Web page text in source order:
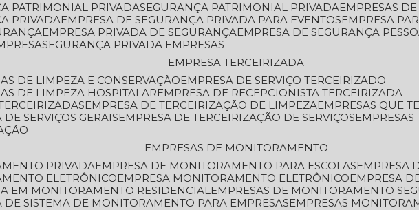
PATRIMONIAL PRIVADA SEGURANÇA PATRIMONIAL PRIVADA
EMPRESAS
PRIVADA
EMPRESA DE SEGURANÇA PRIVADA PARA EVENTOS
EMPRESA
EMPRESA PRIVADA DE SEGURANÇA
EMPRESA DE SEGURANÇA
SEGURANÇA PRIVADA EMPRESAS
EMPRESA TERCEIRIZADA
DE LIMPEZA E CONSERVAÇÃO
EMPRESA DE SERVIÇO TERCEIRIZADO
DE LIMPEZA HOSPITALAR
EMPRESA DE RECEPCIONISTA TERCEIRIZADA
EMPRESA DE TERCEIRIZAÇÃO DE LIMPEZA
EMPRESAS QUE
DE SERVIÇOS GERAIS
EMPRESA DE TERCEIRIZAÇÃO DE SERVIÇOS
EMPRESAS DE MONITORAMENTO
PRIVADA
EMPRESA DE MONITORAMENTO PARA ESCOLAS
ELETRÔNICO
EMPRESA MONITORAMENTO ELETRÔNICO
EMPRESA
EM MONITORAMENTO RESIDENCIAL
EMPRESAS DE MONITORAMENTO
DE SISTEMA DE MONITORAMENTO PARA EMPRESAS
EMPRESAS